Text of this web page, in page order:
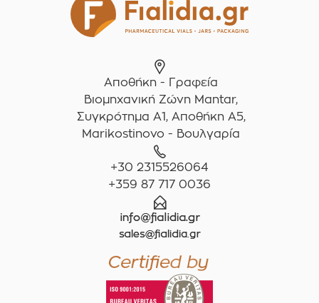
Αποθήκη - Γραφεία
Βιομηχανική Ζώνη Mantar,
Συγκρότημα A1, Αποθήκη Α5,
Marikostinovo - Βουλγαρία
+30 2315526064
+359 87 717 0036